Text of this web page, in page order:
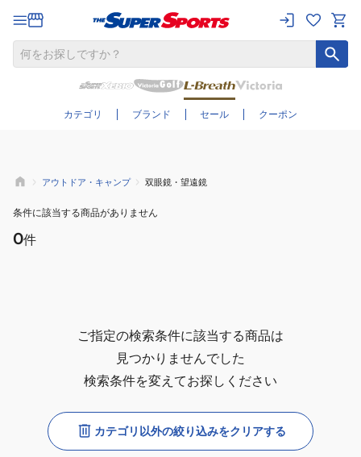
カテゴリ ブランド セール クーポン
さらに絞り込む
アウトドア・キャンプ 双眼鏡・望遠鏡
条件に該当する商品がありません
0件
ご指定の検索条件に該当する商品は
見つかりませんでした
検索条件を変えてお探しください
カテゴリ以外の絞り込みをクリアする